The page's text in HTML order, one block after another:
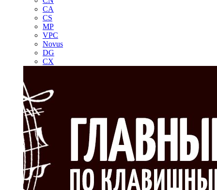
CA
CS
MP
VPC
Novus
DG
CX